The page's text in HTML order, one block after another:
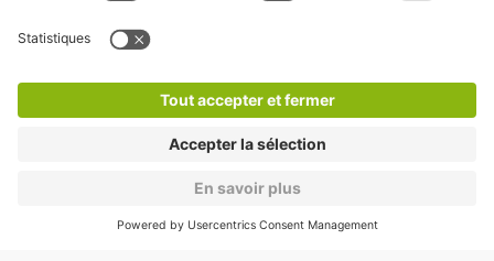
Copyright
CGV
CGU
Informations légales
Médiation